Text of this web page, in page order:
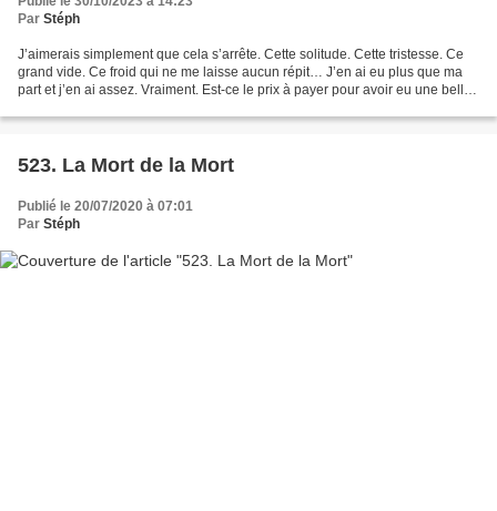
Par Stéph
J’aimerais simplement que cela s’arrête. Cette solitude. Cette tristesse. Ce
grand vide. Ce froid qui ne me laisse aucun répit… J’en ai eu plus que ma
part et j’en ai assez. Vraiment. Est-ce le prix à payer pour avoir eu une belle
523. La Mort de la Mort
Publié le 20/07/2020 à 07:01
Par Stéph